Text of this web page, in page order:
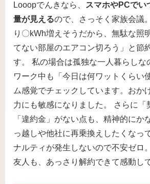
Looopでんきなら、
スマホやPCでい
量が見えるので、さっそく家族会議
り〇kWh増えそうだから、無駄な照
てない部屋のエアコン切ろう」と節
す。 私の場合は孤独な一人暮らしな
ワーク中も「今日は何ワットくらい
ム感覚でチェックしています。おか
力にも敏感になりました。 さらに「
「違約金」がない点も、精神的にか
っ越しや他社に再乗換えしたくなっ
ナルティが発生しないので不安ゼロ
友人も、あっさり解約できて感動し